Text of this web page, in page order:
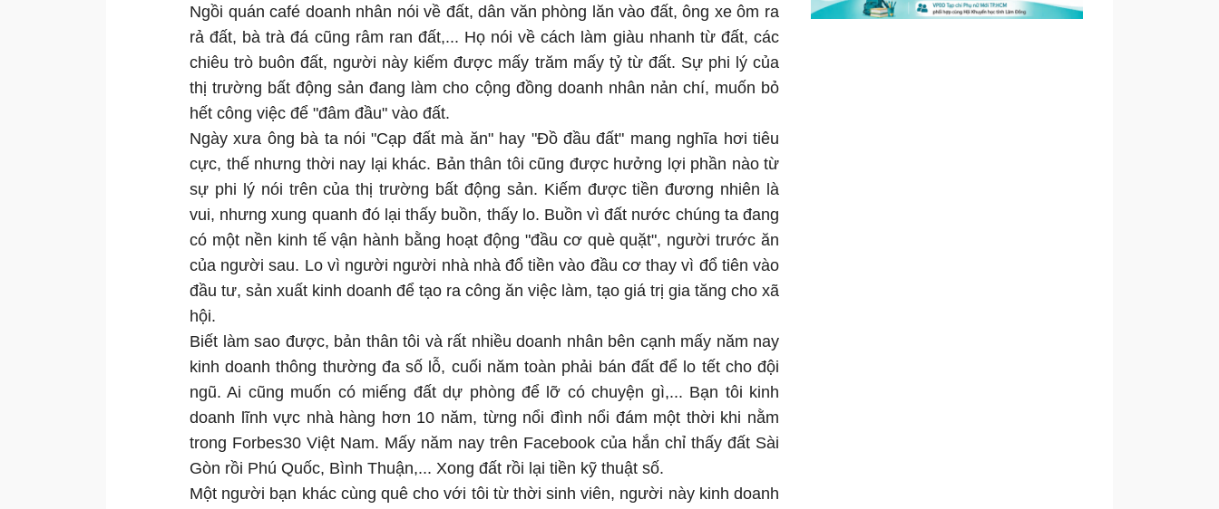
Ngồi quán café doanh nhân nói về đất, dân văn phòng lăn vào đất, ông xe ôm ra
rả đất, bà trà đá cũng râm ran đất,... Họ nói về cách làm giàu nhanh từ đất, các
chiêu trò buôn đất, người này kiếm được mấy trăm mấy tỷ từ đất. Sự phi lý của
thị trường bất động sản đang làm cho cộng đồng doanh nhân nản chí, muốn bỏ
hết công việc để "đâm đầu" vào đất.
Ngày xưa ông bà ta nói "Cạp đất mà ăn" hay "Đồ đầu đất" mang nghĩa hơi tiêu
cực, thế nhưng thời nay lại khác. Bản thân tôi cũng được hưởng lợi phần nào từ
sự phi lý nói trên của thị trường bất động sản. Kiếm được tiền đương nhiên là
vui, nhưng xung quanh đó lại thấy buồn, thấy lo. Buồn vì đất nước chúng ta đang
có một nền kinh tế vận hành bằng hoạt động "đầu cơ què quặt", người trước ăn
của người sau. Lo vì người người nhà nhà đổ tiền vào đầu cơ thay vì đổ tiên vào
đầu tư, sản xuất kinh doanh để tạo ra công ăn việc làm, tạo giá trị gia tăng cho xã
hội.
Biết làm sao được, bản thân tôi và rất nhiều doanh nhân bên cạnh mấy năm nay
kinh doanh thông thường đa số lỗ, cuối năm toàn phải bán đất để lo tết cho đội
ngũ. Ai cũng muốn có miếng đất dự phòng để lỡ có chuyện gì,... Bạn tôi kinh
doanh lĩnh vực nhà hàng hơn 10 năm, từng nổi đình nổi đám một thời khi nằm
trong Forbes30 Việt Nam. Mấy năm nay trên Facebook của hắn chỉ thấy đất Sài
Gòn rồi Phú Quốc, Bình Thuận,... Xong đất rồi lại tiền kỹ thuật số.
Một người bạn khác cùng quê cho với tôi từ thời sinh viên, người này kinh doanh